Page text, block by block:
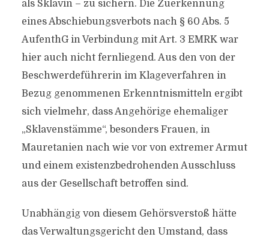
als Sklavin – zu sichern. Die Zuerkennung
eines Abschiebungsverbots nach § 60 Abs. 5
AufenthG in Verbindung mit Art. 3 EMRK war
hier auch nicht fernliegend. Aus den von der
Beschwerdeführerin im Klageverfahren in
Bezug genommenen Erkenntnismitteln ergibt
sich vielmehr, dass Angehörige ehemaliger
„Sklavenstämme“, besonders Frauen, in
Mauretanien nach wie vor von extremer Armut
und einem existenzbedrohenden Ausschluss
aus der Gesellschaft betroffen sind.
Unabhängig von diesem Gehörsverstoß hätte
das Verwaltungsgericht den Umstand, dass